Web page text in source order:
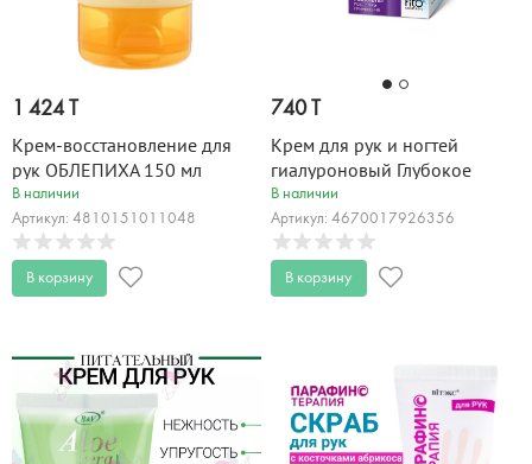
1 424 T
Крем-восстановление для
рук ОБЛЕПИХА 150 мл
В наличии
Артикул: 4810151011048
В корзину
740 T
Крем для рук и ногтей
гиалуроновый Глубокое
увлажнение 45 мл
В наличии
Артикул: 4670017926356
В корзину